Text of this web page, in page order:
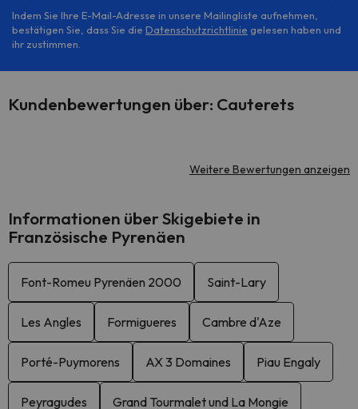
Indem Sie Ihre E-Mail-Adresse in unsere Mailingliste aufnehmen,
bestätigen Sie, dass Sie die Datenschutzrichtlinie gelesen haben und
ihr zustimmen.
Kundenbewertungen über: Cauterets
Weitere Bewertungen anzeigen
Informationen über Skigebiete in
Französische Pyrenäen
Font-Romeu Pyrenäen 2000 Saint-Lary
Les Angles Formigueres Cambre d'Aze
Porté-Puymorens AX 3 Domaines Piau Engaly
Peyragudes Grand Tourmalet und La Mongie